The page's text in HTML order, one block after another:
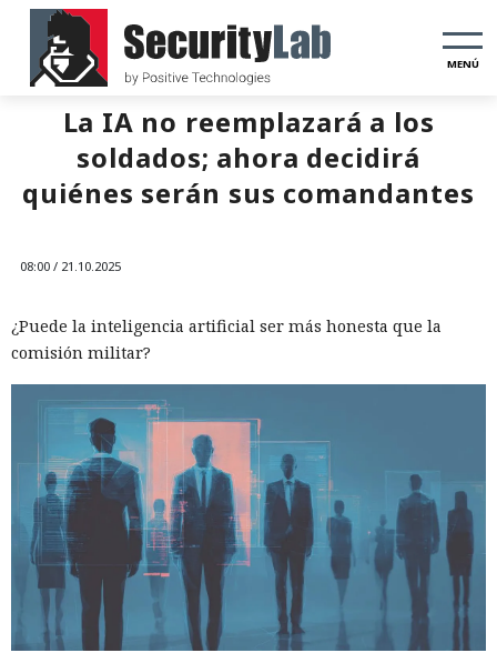
MENÚ
La IA no reemplazará a los
soldados; ahora decidirá
quiénes serán sus comandantes
08:00 / 21.10.2025
¿Puede la inteligencia artificial ser más honesta que la
comisión militar?